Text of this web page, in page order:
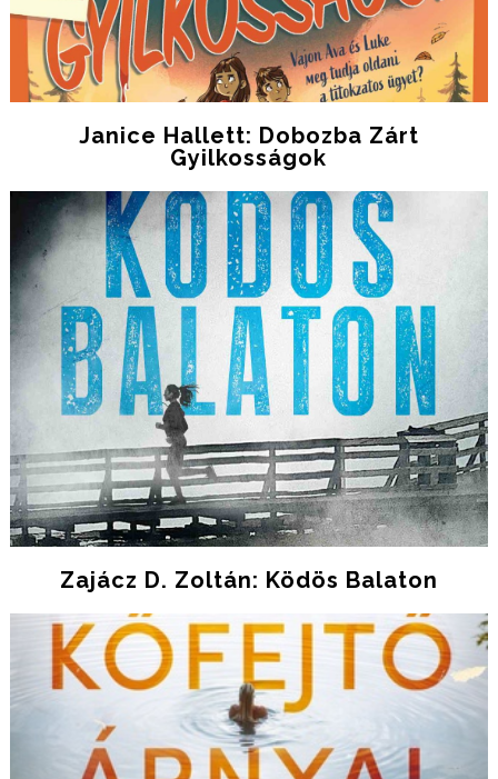
Janice Hallett: Dobozba Zárt
Gyilkosságok
Zajácz D. Zoltán: Ködös Balaton